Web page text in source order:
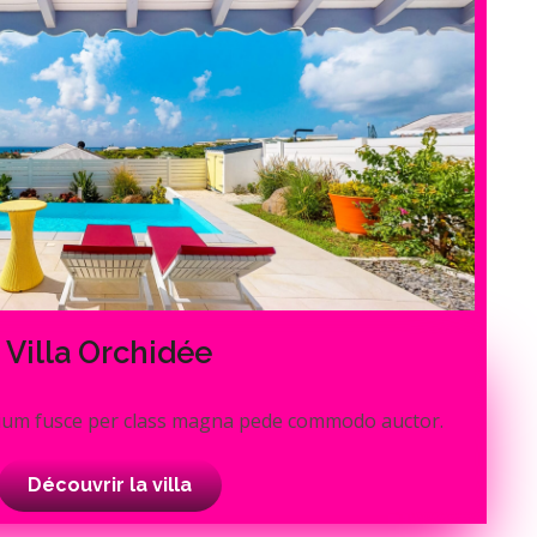
Villa Orchidée
fusce per class magna pede commodo auctor.
Découvrir la villa